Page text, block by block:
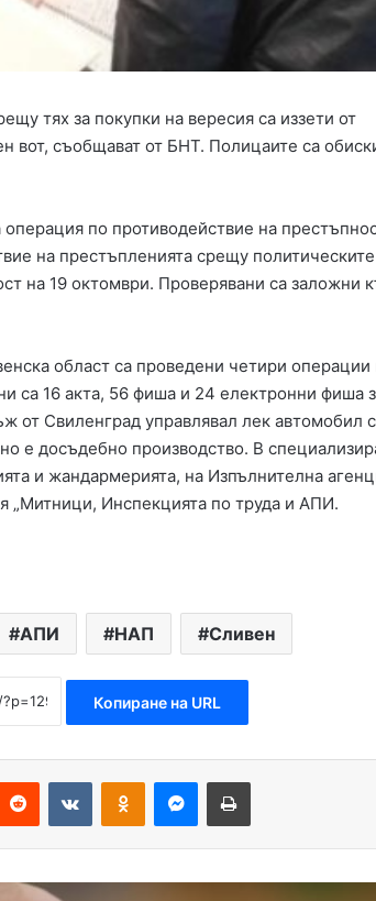
тях за покупки на вересия са иззети от
вот, съобщават от БНТ. Полицаите са
по противодействие на
на престъпленията срещу
на 19 октомври. Проверявани са заложни
област са проведени четири операции
са 16 акта, 56 фиша и 24 електронни фиша
от Свиленград управлявал лек автомобил
е досъдебно производство. В
и жандармерията, на Изпълнителна
„Митници, Инспекцията по труда и АПИ.
АПИ НАП Сливен
Копиране на URL